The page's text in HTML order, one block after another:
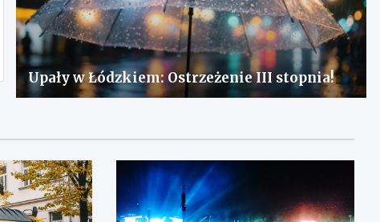
Upały w Łódzkiem: Ostrzeżenie III stopnia!